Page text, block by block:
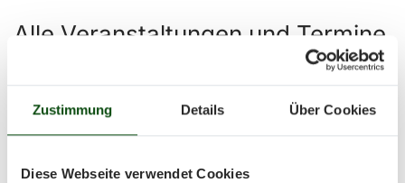
Zustimmung Details Über Cookies
Diese Webseite verwendet Cookies
Alle Veranstaltungen und Termine
rund um Sport und Wettkämpfe
im BSSB.